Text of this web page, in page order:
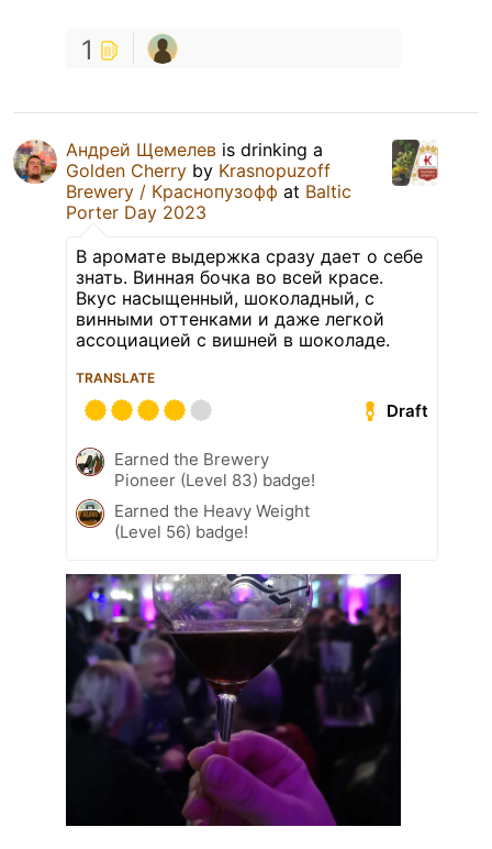
1
Андрей Щемелев is drinking a
Golden Cherry by Krasnopuzoff
Brewery / Краснопузофф at Baltic
Porter Day 2023
В аромате выдержка сразу дает о себе
знать. Винная бочка во всей красе.
Вкус насыщенный, шоколадный, с
винными оттенками и даже легкой
ассоциацией с вишней в шоколаде.
TRANSLATE
Draft
Earned the Brewery
Pioneer (Level 83) badge!
Earned the Heavy Weight
(Level 56) badge!